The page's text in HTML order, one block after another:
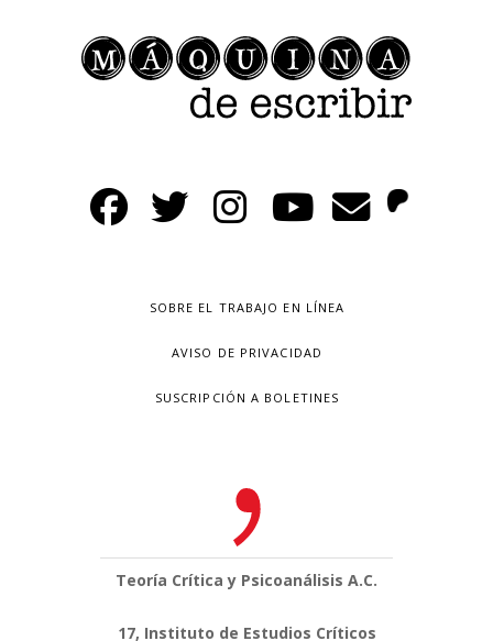
SOBRE EL TRABAJO EN LÍNEA
AVISO DE PRIVACIDAD
SUSCRIPCIÓN A BOLETINES
Teoría Crítica y Psicoanálisis A.C.
17, Instituto de Estudios Críticos